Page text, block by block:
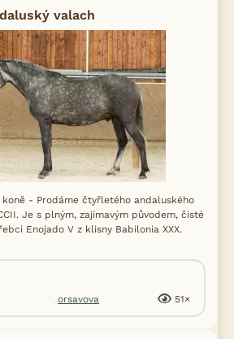
valach
koně - Prodáme čtyřletého andaluského
Je s plným, zajímavým původem, čisté
Enojado V z klisny Babilonia XXX.
orsavova 51×